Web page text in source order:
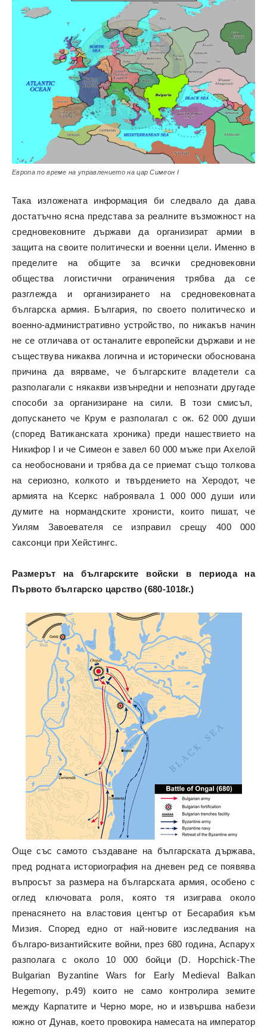
Европа по време на управлението на цар Симеон I
Така изложената информация би следвало да дава
достатъчно ясна представа за реалните възможност на
средновековните държави да организират армии в
защита на своите политически и военни цели. Именно в
пределите на общите за всички средновековни
общества логистични ограничения трябва да се
разглежда и организирането на средновековната
българска армия. България, по своето политическо и
военно-административно устройство, по никакъв начин
не се отличава от останалите европейски държави и не
съществува никаква логична и исторически обоснована
причина да вярваме, че българските владетели са
разполагали с някакви извънредни и непознати другаде
способи за организиране на сили. В този смисъл,
допускането че Крум е разполагал с ок. 62 000 души
(според Ватиканската хроника) преди нашествието на
Никифор I и че Симеон е завел 60 000 мъже при Ахелой
са необосновани и трябва да се приемат също толкова
на сериозно, колкото и твърдението на Херодот, че
армията на Ксеркс наброявала 1 000 000 души или
думите на нормандските хронисти, които пишат, че
Уилям Завоевателя се изправил срещу 400 000
саксонци при Хейстингс.
Размерът на българските войски в периода на
Първото българско царство (680-1018г.)
Още със самото създаване на българската държава,
пред родната историография на дневен ред се появява
въпросът за размера на българската армия, особено с
оглед ключовата роля, която тя изиграва около
пренасянето на властовия център от Бесарабия към
Мизия. Според едно от най-новите изследвания на
българо-византийските войни, през 680 година, Аспарух
разполага с около 10 000 бойци (D. Hopchick-The
Bulgarian Byzantine Wars for Early Medieval Balkan
Hegemony, p.49) които не само контролира земите
между Карпатите и Черно море, но и извършва набези
южно от Дунав, което провокира намесата на император